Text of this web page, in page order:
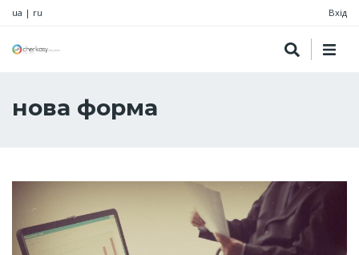
ua | ru Вхід
нова форма